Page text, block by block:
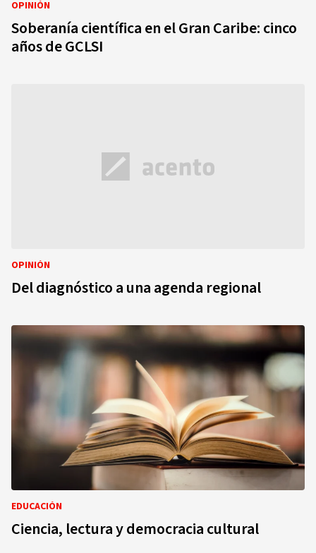
OPINIÓN
Soberanía científica en el Gran Caribe: cinco
años de GCLSI
OPINIÓN
Del diagnóstico a una agenda regional
EDUCACIÓN
Ciencia, lectura y democracia cultural